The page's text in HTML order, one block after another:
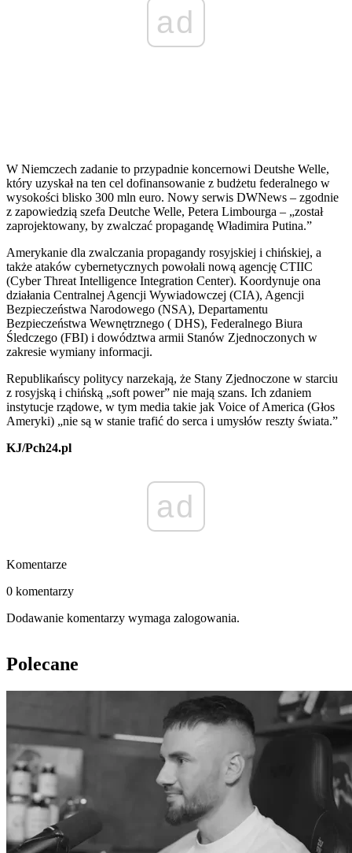
ad
W Niemczech zadanie to przypadnie koncernowi Deutshe Welle,
który uzyskał na ten cel dofinansowanie z budżetu federalnego w
wysokości blisko 300 mln euro. Nowy serwis DWNews – zgodnie
z zapowiedzią szefa Deutche Welle, Petera Limbourga – „został
zaprojektowany, by zwalczać propagandę Władimira Putina.”
Amerykanie dla zwalczania propagandy rosyjskiej i chińskiej, a
także ataków cybernetycznych powołali nową agencję CTIIC
(Cyber Threat Intelligence Integration Center). Koordynuje ona
działania Centralnej Agencji Wywiadowczej (CIA), Agencji
Bezpieczeństwa Narodowego (NSA), Departamentu
Bezpieczeństwa Wewnętrznego ( DHS), Federalnego Biura
Śledczego (FBI) i dowództwa armii Stanów Zjednoczonych w
zakresie wymiany informacji.
Republikańscy politycy narzekają, że Stany Zjednoczone w starciu
z rosyjską i chińską „soft power” nie mają szans. Ich zdaniem
instytucje rządowe, w tym media takie jak Voice of America (Głos
Ameryki) „nie są w stanie trafić do serca i umysłów reszty świata.”
KJ/Pch24.pl
ad
Komentarze
0 komentarzy
Dodawanie komentarzy wymaga zalogowania.
Polecane